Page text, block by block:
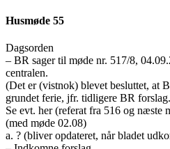
Husmøde 55
Dagsorden
– BR sager til møde nr. 517/8,
centralen.
(Det er (vistnok) blevet besluttet, at
grundet ferie, jfr. tidligere BR
Se evt. her (referat fra 516 og næste
(med møde 02.08)
a. ? (bliver opdateret, når bladet